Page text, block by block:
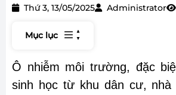
Thứ 3, 13/05/2025 Administrator
Mục lục
Ô nhiễm môi trường, đặc
sinh học từ khu dân cư,